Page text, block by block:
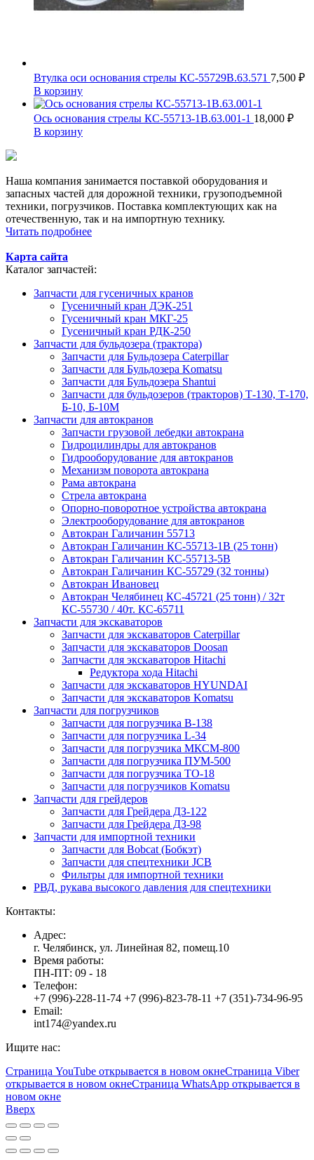
Втулка оси основания стрелы КС-55729В.63.571 7,500 ₽
В корзину
Ось основания стрелы КС-55713-1В.63.001-1 18,000 ₽
В корзину
Наша компания занимается поставкой оборудования и
запасных частей для дорожной техники, грузоподъемной
техники, погрузчиков. Поставка комплектующих как на
отечественную, так и на импортную технику.
Читать подробнее
Карта сайта
Каталог запчастей:
Запчасти для гусеничных кранов
Гусеничный кран ДЭК-251
Гусеничный кран МКГ-25
Гусеничный кран РДК-250
Запчасти для бульдозера (трактора)
Запчасти для Бульдозера Caterpillar
Запчасти для Бульдозера Komatsu
Запчасти для Бульдозера Shantui
Запчасти для бульдозеров (тракторов) Т-130, Т-170,
Б-10, Б-10М
Запчасти для автокранов
Запчасти грузовой лебедки автокрана
Гидроцилиндры для автокранов
Гидрооборудование для автокранов
Механизм поворота автокрана
Рама автокрана
Стрела автокрана
Опорно-поворотное устройства автокрана
Электрооборудование для автокранов
Автокран Галичанин 55713
Автокран Галичанин КС-55713-1В (25 тонн)
Автокран Галичанин КС-55713-5В
Автокран Галичанин КС-55729 (32 тонны)
Автокран Ивановец
Автокран Челябинец КС-45721 (25 тонн) / 32т
КС-55730 / 40т. КС-65711
Запчасти для экскаваторов
Запчасти для экскаваторов Caterpillar
Запчасти для экскаваторов Doosan
Запчасти для экскаваторов Hitachi
Редуктора хода Hitachi
Запчасти для экскаваторов HYUNDAI
Запчасти для экскаваторов Komatsu
Запчасти для погрузчиков
Запчасти для погрузчика B-138
Запчасти для погрузчика L-34
Запчасти для погрузчика МКСМ-800
Запчасти для погрузчика ПУМ-500
Запчасти для погрузчика ТО-18
Запчасти для погрузчиков Komatsu
Запчасти для грейдеров
Запчасти для Грейдера ДЗ-122
Запчасти для Грейдера ДЗ-98
Запчасти для импортной техники
Запчасти для Bobcat (Бобкэт)
Запчасти для спецтехники JCB
Фильтры для импортной техники
РВД, рукава высокого давления для спецтехники
Контакты:
Адрес:
г. Челябинск, ул. Линейная 82, помещ.10
Время работы:
ПН-ПТ: 09 - 18
Телефон:
+7 (996)-228-11-74 +7 (996)-823-78-11 +7 (351)-734-96-95
Email:
int174@yandex.ru
Ищите нас:
Страница YouTube открывается в новом окнеСтраница Viber
открывается в новом окнеСтраница WhatsApp открывается в
новом окне
Вверх